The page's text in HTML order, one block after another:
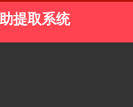
提取系统